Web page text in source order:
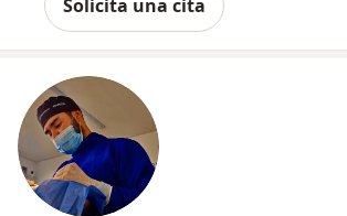
Solicita una cita